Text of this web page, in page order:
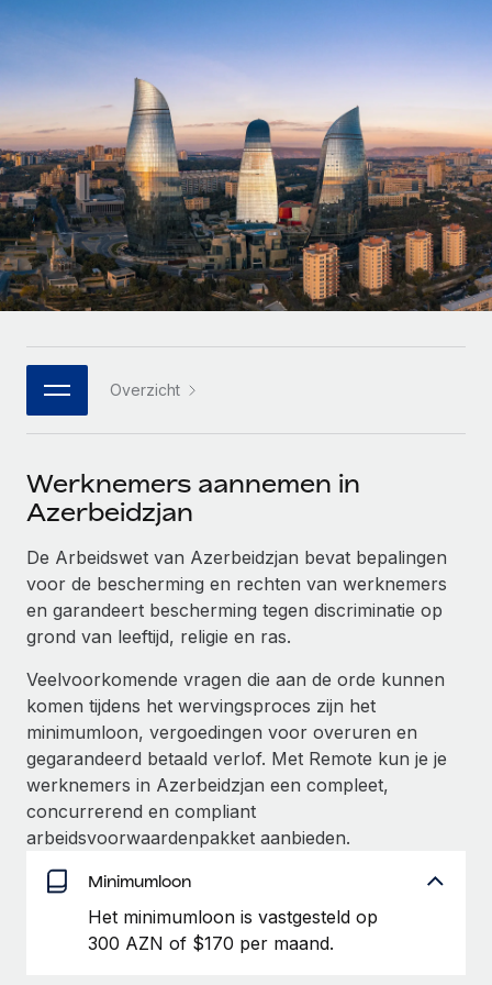
PEO
Ingewikkelde HR-taken eenvoudig uitbesteden
INFRASTRUCTUUR
Remote Embedded
HR naadloos in workflows integreren
Platform
Ingebouwde essentiële HR-functies voor je team
Integraties
DIENSTEN
Krijg hulp van global HR- en juridische experts
Achtergrondonderzoek
Vereenvoudig het screeningsproces van
kandidaten
Compliance Watchtower
Blijf compliance-risico's voor
Apparaatbeheer
Lever en track wereldwijd IT-middelen
Entiteiten oprichten
Stel snel compliant entiteiten op
Mobiliteit en overplaatsing
Start-ups
Flexibele global HR en payroll solutions voor groeiende
bedrijven
Mid-market
Teams uitbreiden met HR solutions op maat
Enterprise
Global HR voor grote bedrijven
WERK MET ONS SAMEN
Strategische technologiepartners
Een partner worden
Ontdek hoe je met ons kunt samenwerken
Integraties en advies over AI-automatiseringen
CASESTUDY'S
Hoe AI-pionier Weaviate zijn team met 120%
liet groeien met Remote
Weaviate in één oogopslag Weaviate bouwt open source,
AI-first infrastructuur. De missie van het...
Meer informatie
Reverse Tech's strategische samenwerking
met Remote voor contractor management en
payroll
LEREN MET REMOTE
Onderzoek en gidsen
Casestudy's
HR-woordenlijst
Checklists en templates
Webinars
Newsroom
Inzichtencentrum
Support
Alle bronnen bekijken
BLOG
Global Payroll
Contractor Management
Belastingen
Français
Deutsch
Español
Italiano
Português (Portugal)
日本語
한국어
Overzicht
Werknemers aannemen in
Azerbeidzjan
De Arbeidswet van Azerbeidzjan bevat bepalingen
voor de bescherming en rechten van werknemers
en garandeert bescherming tegen discriminatie op
grond van leeftijd, religie en ras.
Veelvoorkomende vragen die aan de orde kunnen
komen tijdens het wervingsproces zijn het
minimumloon, vergoedingen voor overuren en
gegarandeerd betaald verlof. Met Remote kun je je
werknemers in Azerbeidzjan een compleet,
concurrerend en compliant
arbeidsvoorwaardenpakket aanbieden.
Minimumloon
Het minimumloon is vastgesteld op
300 AZN of $170 per maand.